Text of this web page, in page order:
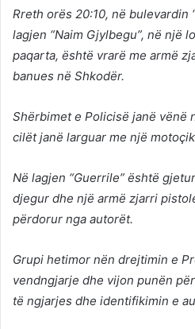
Rreth orës 20:10, në bulevardin
lagjen “Naim Gjylbegu”, në një
paqarta, është vrarë me armë
banues në Shkodër.
Shërbimet e Policisë janë vënë
cilët janë larguar me një
Në lagjen “Guerrile” është
djegur dhe një armë zjarri
përdorur nga autorët.
Grupi hetimor nën drejtimin e
vendngjarje dhe vijon punën
të ngjarjes dhe identifikimin e